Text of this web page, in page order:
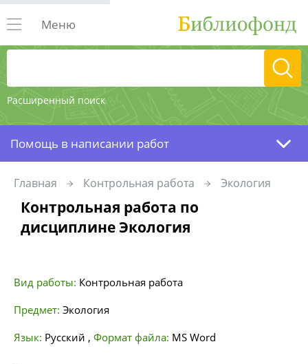
Расширенный поиск
Меню
Помощь в написании работ
Главная Контрольная работа Экология
Контрольная работа по
дисциплине Экология
Вид работы: Контрольная работа
Предмет: Экология
Язык: Русский , Формат файла: MS Word